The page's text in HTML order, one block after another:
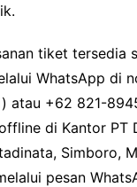
tiket tersedia
WhatsApp di
atau +62 821-
di Kantor PT
Simboro,
pesan